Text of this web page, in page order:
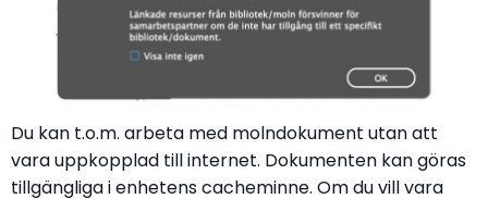
Du kan t.o.m. arbeta med molndokument utan att
vara uppkopplad till internet. Dokumenten kan göras
tillgängliga i enhetens cacheminne. Om du vill vara